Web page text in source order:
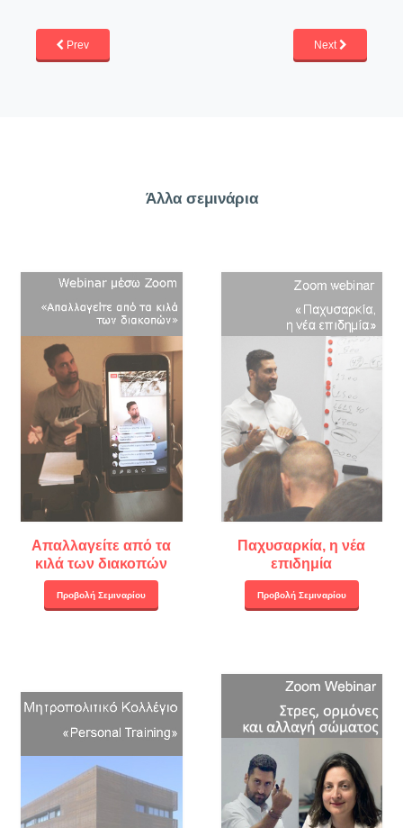
Prev Next
Άλλα σεμινάρια
Απαλλαγείτε από τα
κιλά των διακοπών
Προβολή Σεμιναρίου
Παχυσαρκία, η νέα
επιδημία
Προβολή Σεμιναρίου